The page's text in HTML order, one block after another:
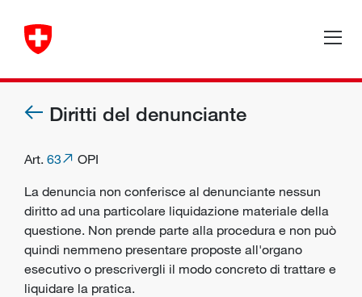
Diritti del denunciante
Art. 63
OPI
La denuncia non conferisce al denunciante nessun
diritto ad una particolare liquidazione materiale della
questione. Non prende parte alla procedura e non può
quindi nemmeno presentare proposte all'organo
esecutivo o prescrivergli il modo concreto di trattare e
liquidare la pratica.